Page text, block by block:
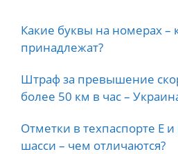
Какие буквы на номерах –
принадлежат?
Штраф за превышение
более 50 км в час –
Отметки в техпаспорте E
шасси – чем отличаются?